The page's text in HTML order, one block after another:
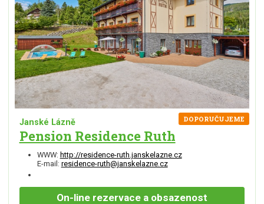
Janské Lázně
Pension Residence Ruth
DOPORUČUJEME
WWW: http://residence-ruth.janskelazne.cz
E-mail: residence-ruth@janskelazne.cz
On-line rezervace a obsazenost